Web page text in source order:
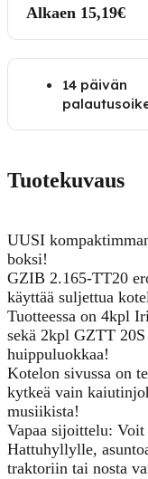
Alkaen 15,19€
14 päivän
Tuotekuvaus
UUSI
boksi!
GZIB 2.165-TT20
käyttää suljettua
Tuotteessa on 4kpl
sekä 2kpl GZTT
huippuluokkaa!
Kotelon sivussa on
kytkeä vain
musiikista!
Vapaa sijoittelu:
Hattuhyllylle,
traktoriin tai nosta